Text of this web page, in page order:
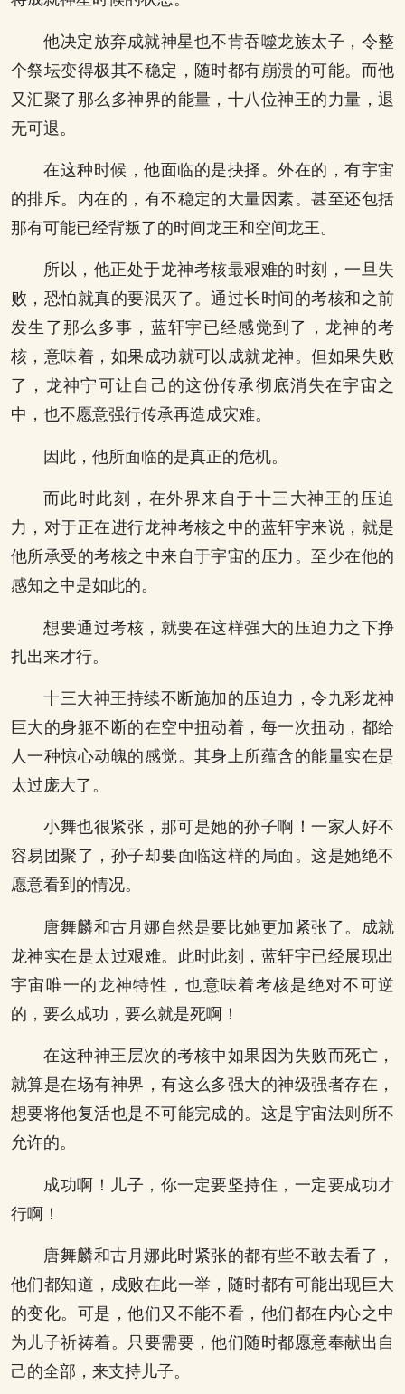
他决定放弃成就神星也不肯吞噬龙族太子，令整
个祭坛变得极其不稳定，随时都有崩溃的可能。而他
又汇聚了那么多神界的能量，十八位神王的力量，退
无可退。
在这种时候，他面临的是抉择。外在的，有宇宙
的排斥。内在的，有不稳定的大量因素。甚至还包括
那有可能已经背叛了的时间龙王和空间龙王。
所以，他正处于龙神考核最艰难的时刻，一旦失
败，恐怕就真的要泯灭了。通过长时间的考核和之前
发生了那么多事，蓝轩宇已经感觉到了，龙神的考
核，意味着，如果成功就可以成就龙神。但如果失败
了，龙神宁可让自己的这份传承彻底消失在宇宙之
中，也不愿意强行传承再造成灾难。
因此，他所面临的是真正的危机。
而此时此刻，在外界来自于十三大神王的压迫
力，对于正在进行龙神考核之中的蓝轩宇来说，就是
他所承受的考核之中来自于宇宙的压力。至少在他的
感知之中是如此的。
想要通过考核，就要在这样强大的压迫力之下挣
扎出来才行。
十三大神王持续不断施加的压迫力，令九彩龙神
巨大的身躯不断的在空中扭动着，每一次扭动，都给
人一种惊心动魄的感觉。其身上所蕴含的能量实在是
太过庞大了。
小舞也很紧张，那可是她的孙子啊！一家人好不
容易团聚了，孙子却要面临这样的局面。这是她绝不
愿意看到的情况。
唐舞麟和古月娜自然是要比她更加紧张了。成就
龙神实在是太过艰难。此时此刻，蓝轩宇已经展现出
宇宙唯一的龙神特性，也意味着考核是绝对不可逆
的，要么成功，要么就是死啊！
在这种神王层次的考核中如果因为失败而死亡，
就算是在场有神界，有这么多强大的神级强者存在，
想要将他复活也是不可能完成的。这是宇宙法则所不
允许的。
成功啊！儿子，你一定要坚持住，一定要成功才
行啊！
唐舞麟和古月娜此时紧张的都有些不敢去看了，
他们都知道，成败在此一举，随时都有可能出现巨大
的变化。可是，他们又不能不看，他们都在内心之中
为儿子祈祷着。只要需要，他们随时都愿意奉献出自
己的全部，来支持儿子。